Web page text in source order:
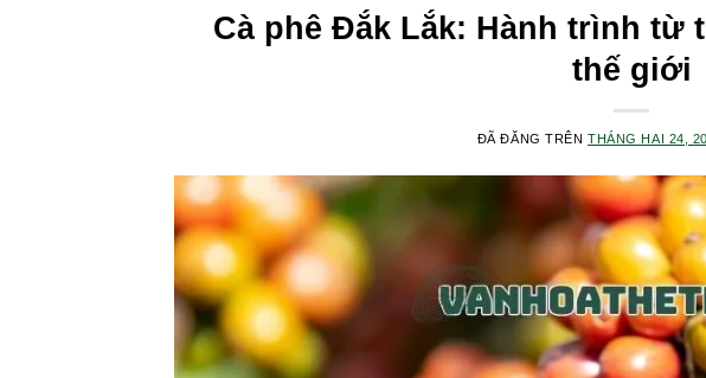
Cà phê Đắk Lắk: Hành trình từ
thế giới
ĐÃ ĐĂNG TRÊNTHÁNG HAI 24,